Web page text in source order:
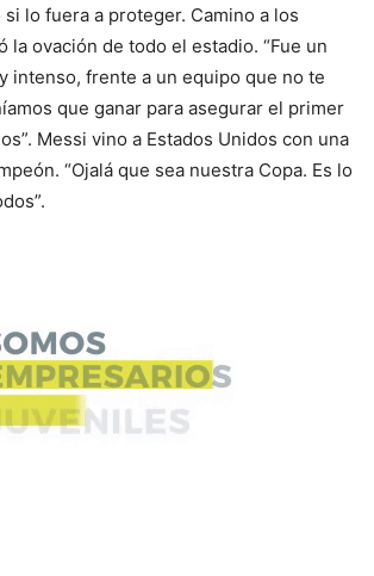
lo fuera a proteger. Camino a los
la ovación de todo el estadio. “Fue un
intenso, frente a un equipo que no te
que ganar para asegurar el primer
Messi vino a Estados Unidos con una
“Ojalá que sea nuestra Copa. Es lo